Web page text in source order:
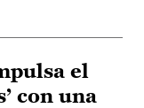
el
con una